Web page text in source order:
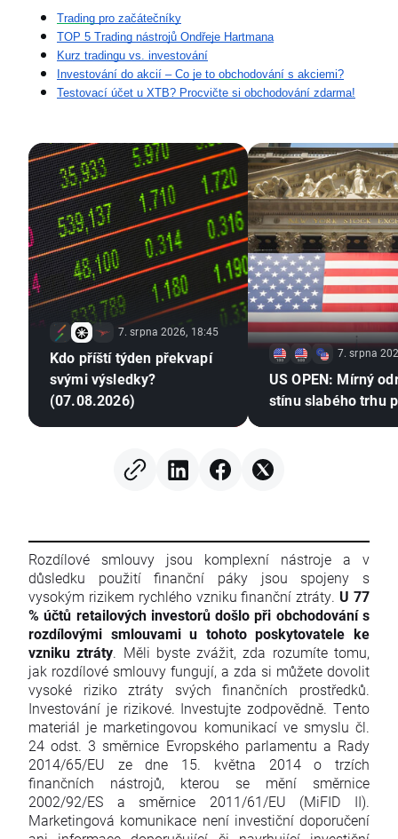
Trading pro začátečníky
TOP 5 Trading nástrojů Ondřeje Hartmana
Kurz tradingu vs. investování
Investování do akcií – Co je to obchodování s akciemi?
Testovací účet u XTB? Procvičte si obchodování zdarma!
7. srpna 2026, 18:45
Kdo příští týden překvapí
svými výsledky?
(07.08.2026)
7. srpna
US OPEN: Mírný
stínu slabého trhu
Rozdílové smlouvy jsou komplexní nástroje a v
důsledku použití finanční páky jsou spojeny s
vysokým rizikem rychlého vzniku finanční ztráty. U 77
% účtů retailových investorů došlo při obchodování s
rozdílovými smlouvami u tohoto poskytovatele ke
vzniku ztráty. Měli byste zvážit, zda rozumíte tomu,
jak rozdílové smlouvy fungují, a zda si můžete dovolit
vysoké riziko ztráty svých finančních prostředků.
Investování je rizikové. Investujte zodpovědně. Tento
materiál je marketingovou komunikací ve smyslu čl.
24 odst. 3 směrnice Evropského parlamentu a Rady
2014/65/EU ze dne 15. května 2014 o trzích
finančních nástrojů, kterou se mění směrnice
2002/92/ES a směrnice 2011/61/EU (MiFID II).
Marketingová komunikace není investiční doporučení